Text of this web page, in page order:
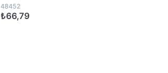
48452
₺66,79